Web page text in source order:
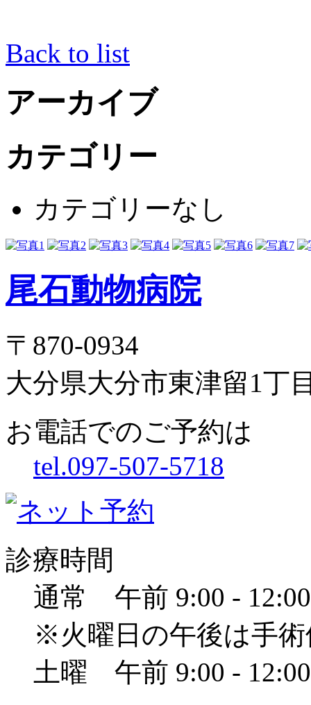
Back to list
アーカイブ
カテゴリー
カテゴリーなし
尾石動物病院
〒870-0934
大分県大分市東津留1丁
お電話でのご予約は
tel.097-507-5718
診療時間
通常
午前 9:00 -
※火曜日の午後は手
土曜 午前 9:00 -